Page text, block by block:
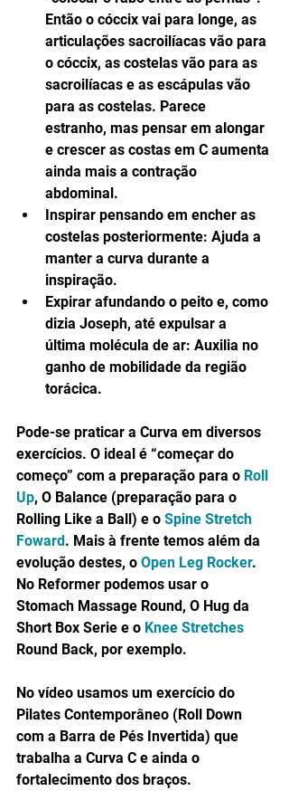
Então o cóccix vai para longe, as
articulações sacroilíacas vão para
o cóccix, as costelas vão para as
sacroilíacas e as escápulas vão
para as costelas. Parece
estranho, mas pensar em alongar
e crescer as costas em C aumenta
ainda mais a contração
abdominal.
Inspirar pensando em encher as
costelas posteriormente: Ajuda a
manter a curva durante a
inspiração.
Expirar afundando o peito e, como
dizia Joseph, até expulsar a
última molécula de ar: Auxilia no
ganho de mobilidade da região
torácica.
Pode-se praticar a Curva em diversos
exercícios. O ideal é “começar do
começo” com a preparação para o Roll
Up, O Balance (preparação para o
Rolling Like a Ball) e o Spine Stretch
Foward. Mais à frente temos além da
evolução destes, o Open Leg Rocker.
No Reformer podemos usar o
Stomach Massage Round, O Hug da
Short Box Serie e o Knee Stretches
Round Back, por exemplo.
No vídeo usamos um exercício do
Pilates Contemporâneo (Roll Down
com a Barra de Pés Invertida) que
trabalha a Curva C e ainda o
fortalecimento dos braços.